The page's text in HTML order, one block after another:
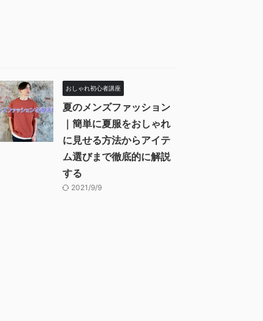
おしゃれ初心者講座
夏のメンズファッション
｜簡単に夏服をおしゃれ
に見せる方法からアイテ
ム選びまで徹底的に解説
する
2021/9/9